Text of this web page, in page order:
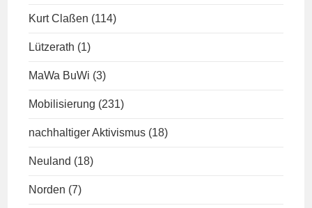
Kurt Claßen (114)
Lützerath (1)
MaWa BuWi (3)
Mobilisierung (231)
nachhaltiger Aktivismus (18)
Neuland (18)
Norden (7)